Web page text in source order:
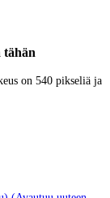
tähän
on 540 pikseliä ja